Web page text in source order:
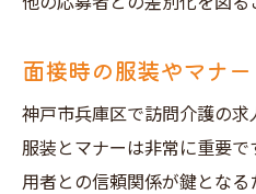
面接時の服装やマナー
神戸市兵庫区で訪問介護の
服装とマナーは非常に重要で
用者との信頼関係が鍵とな